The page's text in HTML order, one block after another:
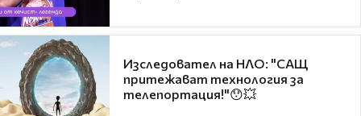
Изследовател на НЛО: "САЩ
притежават технология за
телепортация!"😯💥